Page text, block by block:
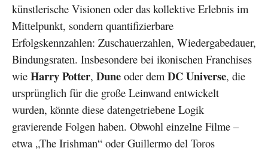
künstlerische Visionen oder das kollektive Erlebnis im
Mittelpunkt, sondern quantifizierbare
Erfolgskennzahlen: Zuschauerzahlen, Wiedergabedauer,
Bindungsraten. Insbesondere bei ikonischen Franchises
wie Harry Potter, Dune oder dem DC Universe, die
ursprünglich für die große Leinwand entwickelt
wurden, könnte diese datengetriebene Logik
gravierende Folgen haben. Obwohl einzelne Filme –
etwa „The Irishman“ oder Guillermo del Toros